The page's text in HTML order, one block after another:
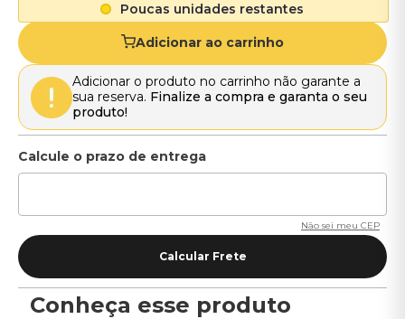
Poucas unidades restantes
Adicionar ao carrinho
Adicionar o produto no carrinho não garante a
sua reserva. Finalize a compra e garanta o seu
produto!
Não sei meu CEP
Conheça esse produto